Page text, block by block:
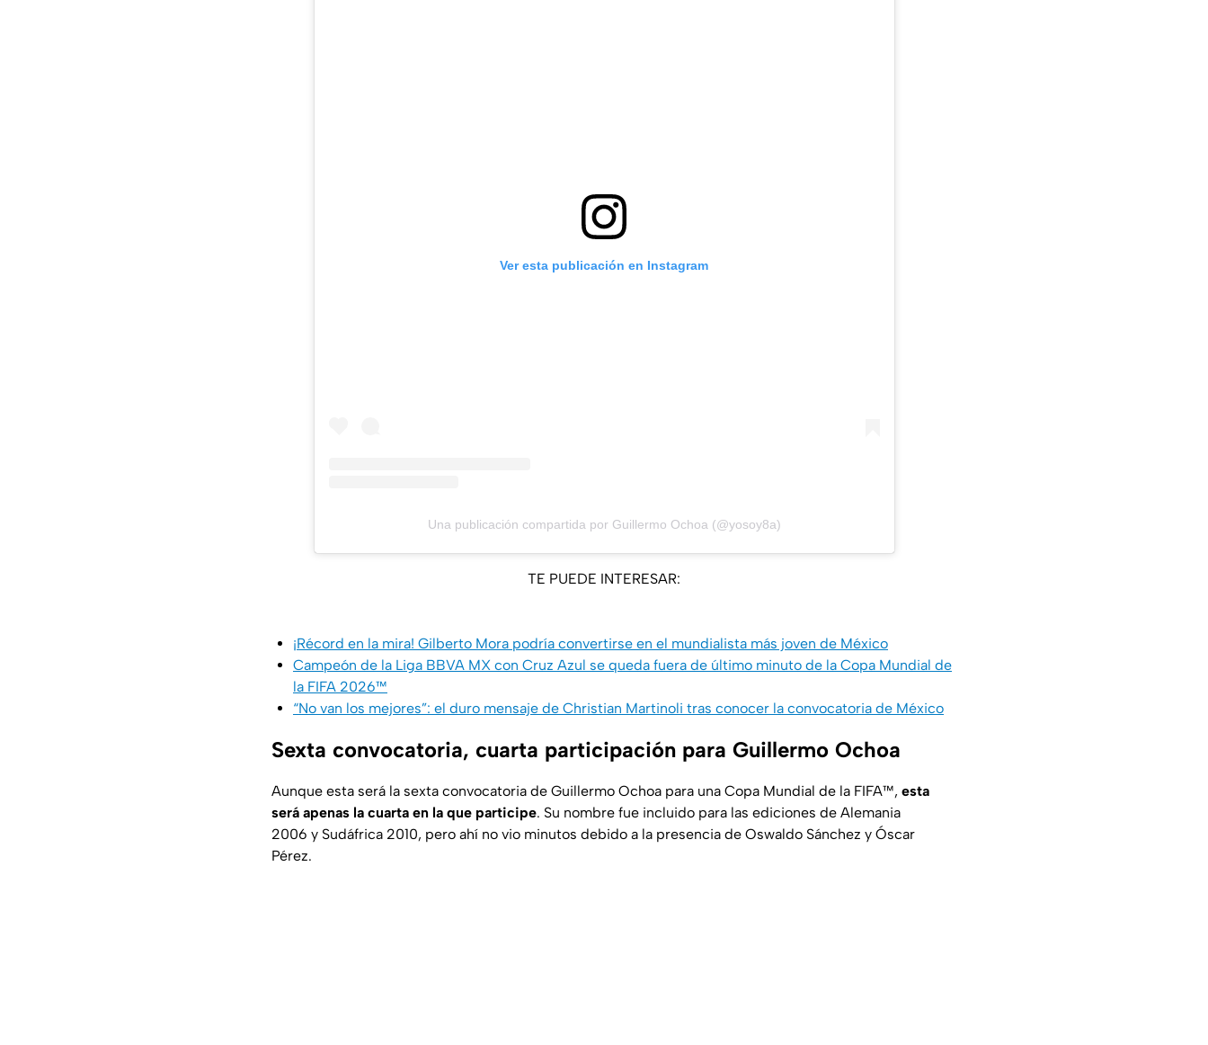
Ver esta publicación en Instagram
Una publicación compartida por Guillermo Ochoa (@yosoy8a)
TE PUEDE INTERESAR:
¡Récord en la mira! Gilberto Mora podría convertirse en el mundialista más joven de México
Campeón de la Liga BBVA MX con Cruz Azul se queda fuera de último minuto de la Copa Mundial de
la FIFA 2026™
“No van los mejores”: el duro mensaje de Christian Martinoli tras conocer la convocatoria de México
Sexta convocatoria, cuarta participación para Guillermo Ochoa
Aunque esta será la sexta convocatoria de Guillermo Ochoa para una Copa Mundial de la FIFA™, esta
será apenas la cuarta en la que participe. Su nombre fue incluido para las ediciones de Alemania
2006 y Sudáfrica 2010, pero ahí no vio minutos debido a la presencia de Oswaldo Sánchez y Óscar
Pérez.